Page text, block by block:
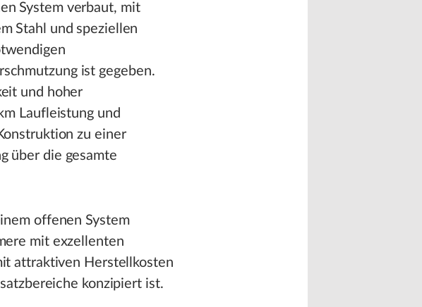
System verbaut, mit
Stahl und speziellen
ist gegeben.
und hoher
Laufleistung und
zu einer
über die gesamte
offenen System
mit exzellenten
attraktiven Herstellkosten
konzipiert ist.